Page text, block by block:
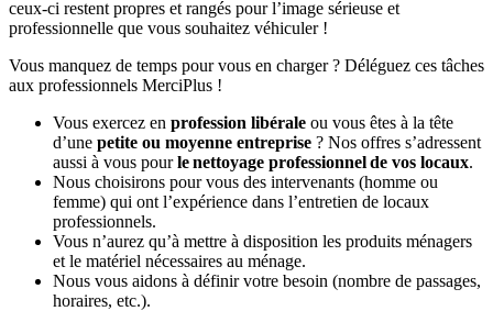
ceux-ci restent propres et rangés pour l’image sérieuse et
professionnelle que vous souhaitez véhiculer !
Vous manquez de temps pour vous en charger ? Déléguez ces tâches
aux professionnels MerciPlus !
Vous exercez en profession libérale ou vous êtes à la tête
d’une petite ou moyenne entreprise ? Nos offres s’adressent
aussi à vous pourle nettoyage professionnel de vos locaux.
Nous choisirons pour vous des intervenants (homme ou
femme) qui ont l’expérience dans l’entretien de locaux
professionnels.
Vous n’aurez qu’à mettre à disposition les produits ménagers
et le matériel nécessaires au ménage.
Nous vous aidons à définir votre besoin (nombre de passages,
horaires, etc.).